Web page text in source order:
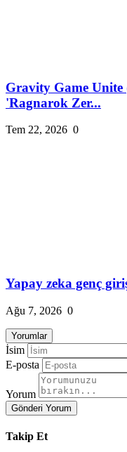
Gravity Game
'Ragnarok Zer...
Tem 22, 2026 0
Yapay zeka genç
Ağu 7, 2026 0
Yorumlar
İsim
E-posta
Yorum
Gönderi Yorum
Takip Et